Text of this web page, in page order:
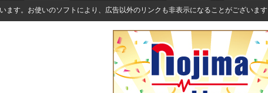
ます。お使いのソフトにより、広告以外のリンクも非表示になることがございます